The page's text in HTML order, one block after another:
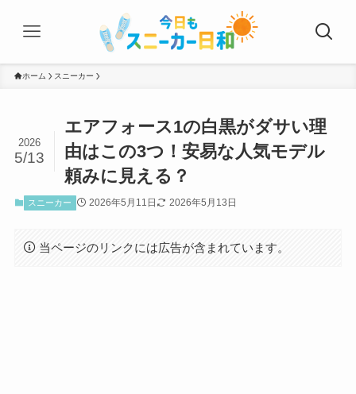
ホーム スニーカー
エアフォース1の白黒がダサい理
由はこの3つ！安易な人気モデル
頼みに見える？
2026
5/13
スニーカー 2026年5月11日 2026年5月13日
当ページのリンクには広告が含まれています。